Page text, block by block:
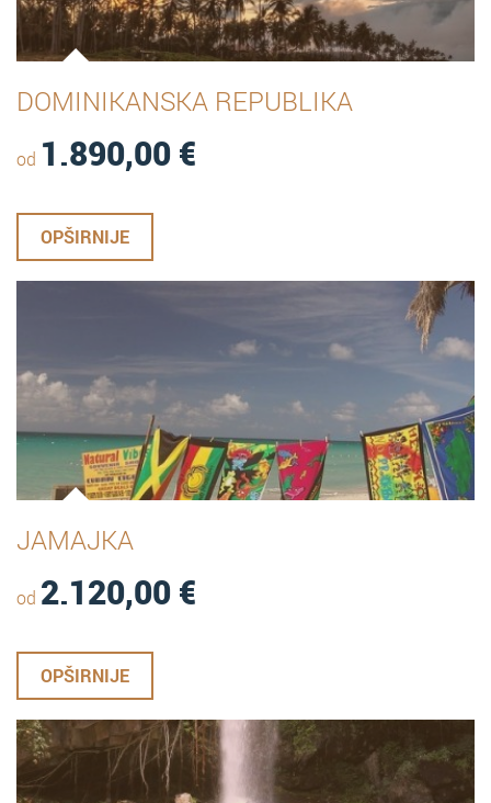
DOMINIKANSKA REPUBLIKA
od 1.890,00€
OPŠIRNIJE
JAMAJKA
od 2.120,00€
OPŠIRNIJE